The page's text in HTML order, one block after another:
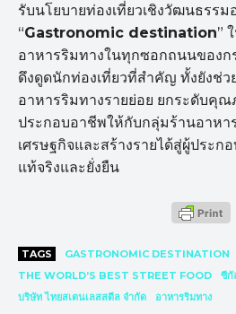
รับนโยบายท่องเที่ยวเชิงวัฒนธรรม
“Gastronomic destination”
อาหารริมทางในทุกซอกถนนของก
ดึงดูดนักท่องเที่ยวที่สำคัญ ทั้งยังช่
อาหารริมทางรายย่อย ยกระดับคุ
ประกอบอาชีพให้กับกลุ่มร้านอาห
เศรษฐกิจและสร้างรายได้สู่ผู้ประก
แท้จริงและยั่งยืน
TAGS
GASTRONOMIC DESTINATION
THE WORLD’S BEST STREET FOOD
ซีกั
บริษัท ไทยสเตนเลสสตีล จำกัด
อาหารริมทาง